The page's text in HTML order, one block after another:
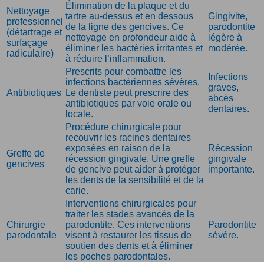
Nettoyage
professionnel
(détartrage et
surfaçage
radiculaire)
Élimination de la plaque et du
tartre au-dessus et en dessous
de la ligne des gencives. Ce
nettoyage en profondeur aide à
éliminer les bactéries irritantes et
à réduire l’inflammation.
Gingivite,
parodontite
légère à
modérée.
Antibiotiques
Prescrits pour combattre les
infections bactériennes sévères.
Le dentiste peut prescrire des
antibiotiques par voie orale ou
locale.
Infections
graves,
abcès
dentaires.
Greffe de
gencives
Procédure chirurgicale pour
recouvrir les racines dentaires
exposées en raison de la
récession gingivale. Une greffe
de gencive peut aider à protéger
les dents de la sensibilité et de la
carie.
Récession
gingivale
importante.
Chirurgie
parodontale
Interventions chirurgicales pour
traiter les stades avancés de la
parodontite. Ces interventions
visent à restaurer les tissus de
soutien des dents et à éliminer
les poches parodontales.
Parodontite
sévère.